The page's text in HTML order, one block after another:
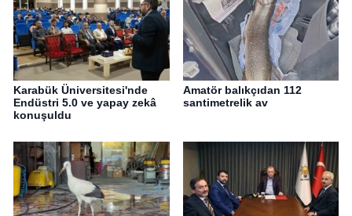
Karabük Üniversitesi'nde
Endüstri 5.0 ve yapay zekâ
konuşuldu
Amatör balıkçıdan 112
santimetrelik av